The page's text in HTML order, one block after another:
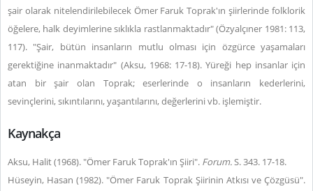
şair olarak nitelendirilebilecek Ömer Faruk Toprak'ın şiirlerinde folklorik
öğelere, halk deyimlerine sıklıkla rastlanmaktadır" (Özyalçıner 1981: 113,
117). "Şair, bütün insanların mutlu olması için özgürce yaşamaları
gerektiğine inanmaktadır" (Aksu, 1968: 17-18). Yüreği hep insanlar için
atan bir şair olan Toprak; eserlerinde o insanların kederlerini,
sevinçlerini, sıkıntılarını, yaşantılarını, değerlerini vb. işlemiştir.
Kaynakça
Aksu, Halit (1968). "Ömer Faruk Toprak'ın Şiiri". Forum.S. 343. 17-18.
Hüseyin, Hasan (1982). "Ömer Faruk Toprak Şiirinin Atkısı ve Çözgüsü".